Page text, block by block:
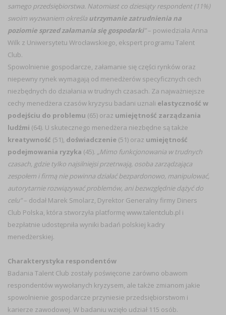
samego przedsiębiorstwa. Natomiast co dziesiąty respondent (11%)
swoim wyzwaniem określa utrzymanie zatrudnienia na
poziomie sprzed załamania się gospodarki”– powiedziała Anna
Wilk z Uniwersytetu Wrocławskiego, ekspert programu Talent
Club.
Spowolnienie gospodarcze, załamanie się części rynków oraz
niepewny rynek wymagają od menedżerów specyficznych cech
niezbędnych do działania w trudnych czasach. Za najważniejsze
cechy menedżera czasów kryzysu badani uznali elastyczność w
podejściu do problemu (65) oraz umiejętność zarządzania
ludźmi (64). U skutecznego menedżera niezbędne są także
kreatywność (51), doświadczenie (51) oraz umiejętność
podejmowania ryzyka (45). „Mimo funkcjonowania w trudnych
czasach, gdzie tylko najsilniejsi przetrwają, osoba zarządzająca
zespołem i firmą nie powinna działać bezpardonowo, manipulować,
autorytarnie rozwiązywać problemów, ani bezwzględnie dążyć do
celu”– dodał Marek Smolarz, Dyrektor Generalny firmy Diners
Club Polska, która stworzyła platformęwww.talentclub.pl i
bezpłatnie udostępniła wyniki badań polskiej kadry
menedżerskiej.
Charakterystyka respondentów
Badania Talent Club zostały poświęcone zarówno obawom
respondentów wywołanych kryzysem, ale także zmianom jakie
spowolnienie gospodarcze przyniesie przedsiębiorstwom i
karierze zawodowej. W badaniu wzięło udział 115 osób.